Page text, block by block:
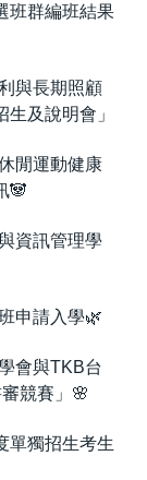
班群編班結果
與長期照顧
及說明會」
閒運動健康
🐼
資訊管理學
申請入學🌿
會與TKB台
競賽」🌸
單獨招生考生